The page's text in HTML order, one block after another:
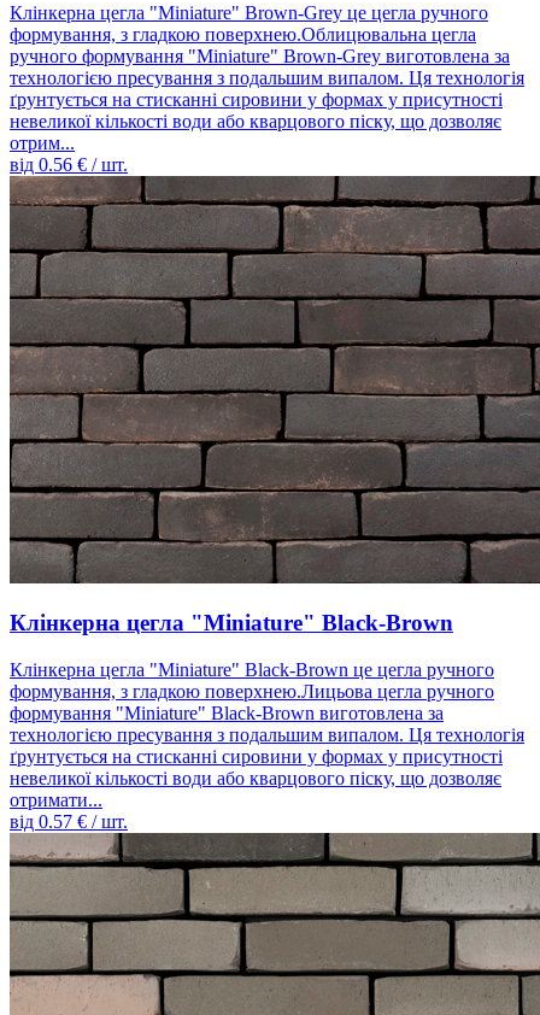
Клінкерна цегла "Miniature" Brown-Grey це цегла ручного
формування, з гладкою поверхнею.Облицювальна цегла
ручного формування "Miniature" Brown-Grey виготовлена ​​за
технологією пресування з подальшим випалом. Ця технологія
ґрунтується на стисканні сировини у формах у присутності
невеликої кількості води або кварцового піску, що дозволяє
отрим...
від 0.56 € / шт.
Клінкерна цегла "Miniature" Black-Brown
Клінкерна цегла "Miniature" Black-Brown це цегла ручного
формування, з гладкою поверхнею.Лицьова цегла ручного
формування "Miniature" Black-Brown виготовлена ​​за
технологією пресування з подальшим випалом. Ця технологія
ґрунтується на стисканні сировини у формах у присутності
невеликої кількості води або кварцового піску, що дозволяє
отримати...
від 0.57 € / шт.